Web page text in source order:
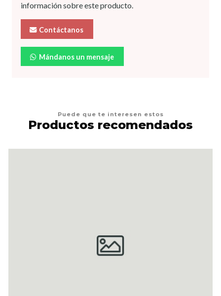
información sobre este producto.
Contáctanos
Mándanos un mensaje
Puede que te interesen estos
Productos recomendados